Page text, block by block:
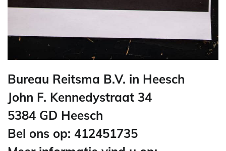
Bureau Reitsma B.V. in Heesch
John F. Kennedystraat 34
5384 GD Heesch
Bel ons op: 412451735